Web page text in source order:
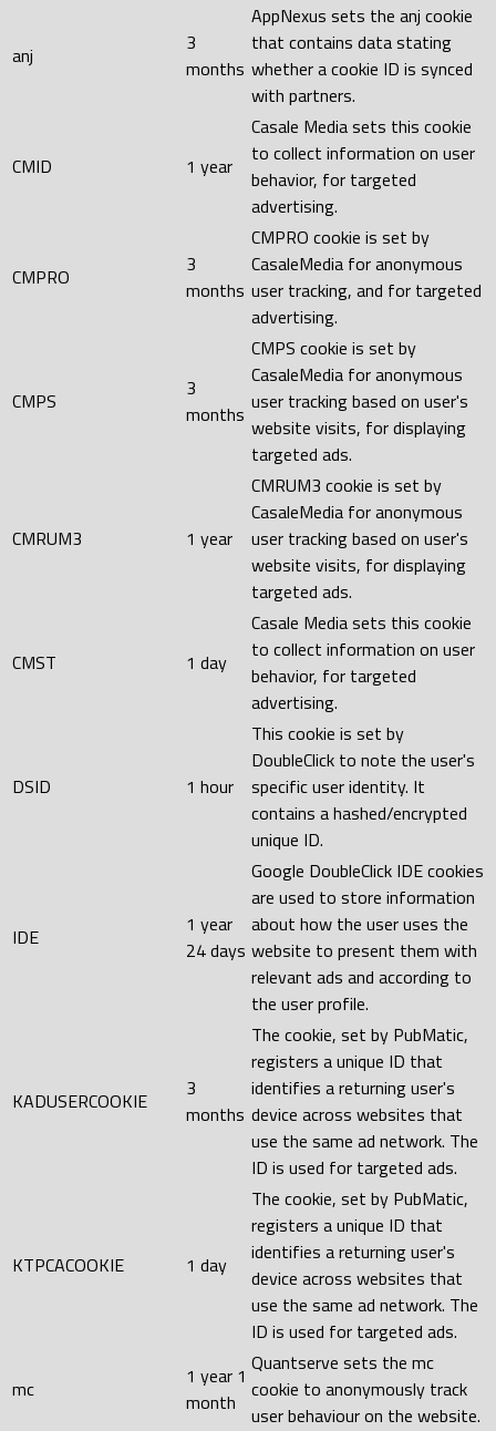
anj
3
months
AppNexus sets the anj cookie
that contains data stating
whether a cookie ID is synced
with partners.
CMID 1 year
Casale Media sets this cookie
to collect information on user
behavior, for targeted
advertising.
CMPRO
3
months
CMPRO cookie is set by
CasaleMedia for anonymous
user tracking, and for targeted
advertising.
CMPS
3
months
CMPS cookie is set by
CasaleMedia for anonymous
user tracking based on user's
website visits, for displaying
targeted ads.
CMRUM3 1 year
CMRUM3 cookie is set by
CasaleMedia for anonymous
user tracking based on user's
website visits, for displaying
targeted ads.
CMST 1 day
Casale Media sets this cookie
to collect information on user
behavior, for targeted
advertising.
DSID 1 hour
This cookie is set by
DoubleClick to note the user's
specific user identity. It
contains a hashed/encrypted
unique ID.
IDE
1 year
24 days
Google DoubleClick IDE cookies
are used to store information
about how the user uses the
website to present them with
relevant ads and according to
the user profile.
KADUSERCOOKIE
3
months
The cookie, set by PubMatic,
registers a unique ID that
identifies a returning user's
device across websites that
use the same ad network. The
ID is used for targeted ads.
KTPCACOOKIE 1 day
The cookie, set by PubMatic,
registers a unique ID that
identifies a returning user's
device across websites that
use the same ad network. The
ID is used for targeted ads.
mc
1 year 1
month
Quantserve sets the mc
cookie to anonymously track
user behaviour on the website.